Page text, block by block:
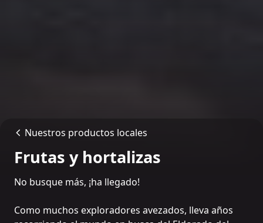
Nuestros productos locales
Frutas y hortalizas
No busque más, ¡ha llegado!
Como muchos exploradores avezados, lleva años